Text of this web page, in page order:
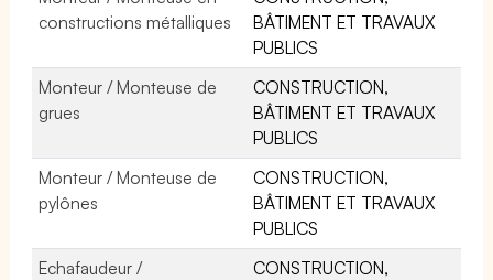
constructions métalliques
BÂTIMENT ET TRAVAUX
PUBLICS
Monteur / Monteuse de
grues
CONSTRUCTION,
BÂTIMENT ET TRAVAUX
PUBLICS
Monteur / Monteuse de
pylônes
CONSTRUCTION,
BÂTIMENT ET TRAVAUX
PUBLICS
Echafaudeur /
CONSTRUCTION,